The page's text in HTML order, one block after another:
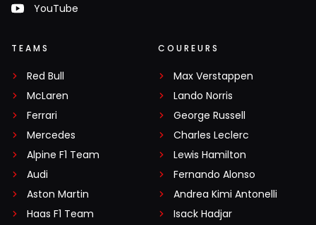
YouTube
TEAMS
Red Bull
McLaren
Ferrari
Mercedes
Alpine F1 Team
Audi
Aston Martin
Haas F1 Team
COUREURS
Max Verstappen
Lando Norris
George Russell
Charles Leclerc
Lewis Hamilton
Fernando Alonso
Andrea Kimi Antonelli
Isack Hadjar